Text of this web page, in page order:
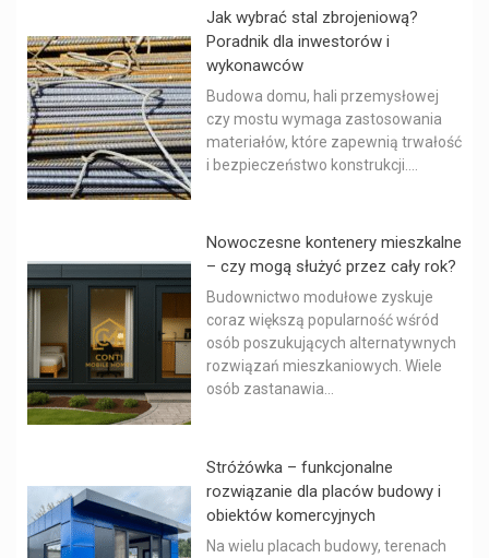
Jak wybrać stal zbrojeniową?
Poradnik dla inwestorów i
wykonawców
Budowa domu, hali przemysłowej
czy mostu wymaga zastosowania
materiałów, które zapewnią trwałość
i bezpieczeństwo konstrukcji....
Nowoczesne kontenery mieszkalne
– czy mogą służyć przez cały rok?
Budownictwo modułowe zyskuje
coraz większą popularność wśród
osób poszukujących alternatywnych
rozwiązań mieszkaniowych. Wiele
osób zastanawia...
Stróżówka – funkcjonalne
rozwiązanie dla placów budowy i
obiektów komercyjnych
Na wielu placach budowy, terenach